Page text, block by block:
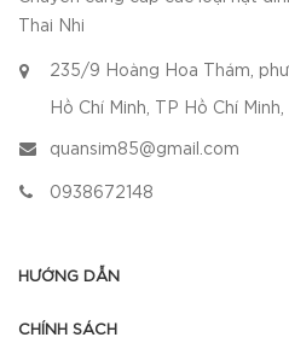
Thai Nhi
235/9 Hoàng Hoa Thám,
Hồ Chí Minh, TP Hồ Chí Minh,
quansim85@gmail.com
0938672148
HƯỚNG DẪN
CHÍNH SÁCH